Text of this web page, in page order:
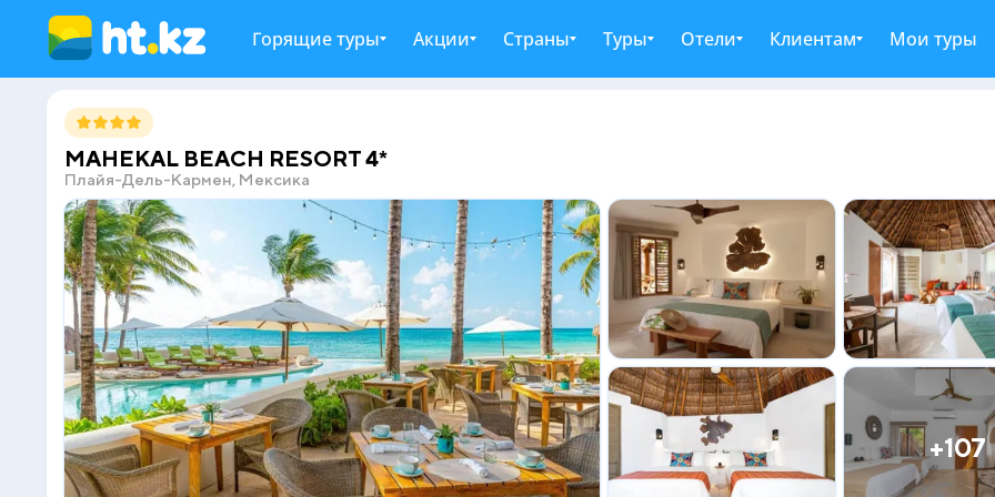
Горящие туры Акции Страны Туры Отели Клиентам Мои туры
MAHEKAL BEACH RESORT 4*
Плайя-Дель-Кармен, Мексика
+107